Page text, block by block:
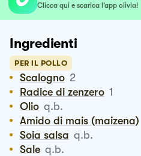
Clicca qui e scarica l’app olivia!
Ingredienti
PER IL POLLO
Scalogno 2
Radice di zenzero 1
Olio q.b.
Amido di mais (maizena)
Soia salsa q.b.
Sale q.b.